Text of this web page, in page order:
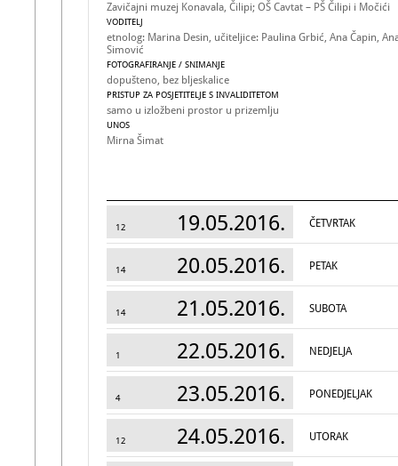
Zavičajni muzej Konavala, Čilipi; OŠ Cavtat – PŠ Čilipi i Močići
VODITELJ
etnolog: Marina Desin, učiteljice: Paulina Grbić, Ana Čapin,
Simović
FOTOGRAFIRANJE / SNIMANJE
dopušteno, bez bljeskalice
PRISTUP ZA POSJETITELJE S INVALIDITETOM
samo u izložbeni prostor u prizemlju
UNOS
Mirna Šimat
12 19.05.2016. ČETVRTAK
14 20.05.2016. PETAK
14 21.05.2016. SUBOTA
1 22.05.2016. NEDJELJA
4 23.05.2016. PONEDJELJAK
12 24.05.2016. UTORAK